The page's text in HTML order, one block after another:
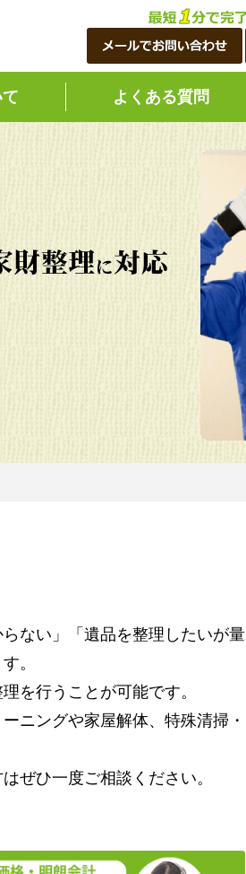
よくある質問
ない」「遺品を整理したいが量
。
を行うことが可能です。
ニングや家屋解体、特殊清掃・
ぜひ一度ご相談ください。